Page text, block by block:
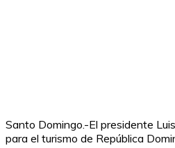
Santo Domingo.-El presidente
para el turismo de República